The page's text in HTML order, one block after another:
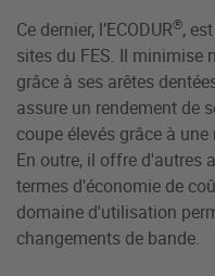
Ce dernier, l’ECODUR®,
sites du FES. Il minimise
grâce à ses arêtes
assure un rendement de
coupe élevés grâce à
En outre, il offre d'autres
termes d'économie de
domaine d'utilisation
changements de bande.